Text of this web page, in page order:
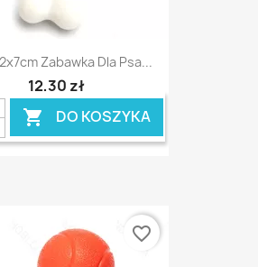
Zabawka Dla Psa...
12,30 zł
 DO KOSZYKA
favorite_border